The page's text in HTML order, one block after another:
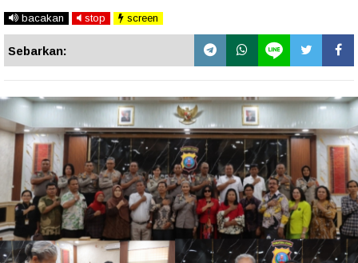
bacakan stop screen
Sebarkan: